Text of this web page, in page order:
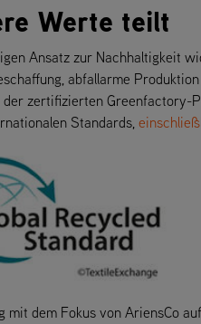
Werte teilt
Ansatz zur Nachhaltigkeit
abfallarme
zertifizierten
Standards,
mit dem Fokus von AriensCo